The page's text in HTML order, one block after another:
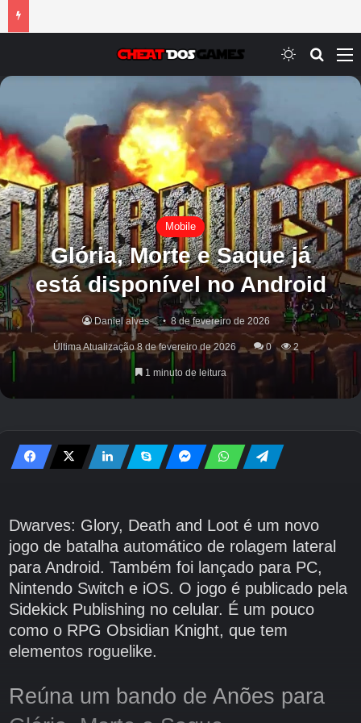
Switch skin
Mobile
Glória, Morte e Saque já
está disponível no Android
Daniel alves 8 de fevereiro de 2026
Última Atualização 8 de fevereiro de 2026 0 2
1 minuto de leitura
Dwarves: Glory, Death and Loot é um novo
jogo de batalha automático de rolagem lateral
para Android. Também foi lançado para PC,
Nintendo Switch e iOS. O jogo é publicado pela
Sidekick Publishing no celular. É um pouco
como o RPG Obsidian Knight, que tem
elementos roguelike.
Reúna um bando de Anões para